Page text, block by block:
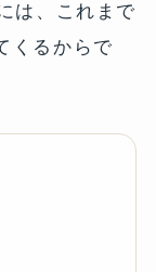
は、これまで
くるからで